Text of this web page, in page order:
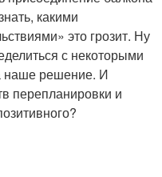
какими
это грозит. Ну
с некоторыми
наше решение. И
перепланировки и